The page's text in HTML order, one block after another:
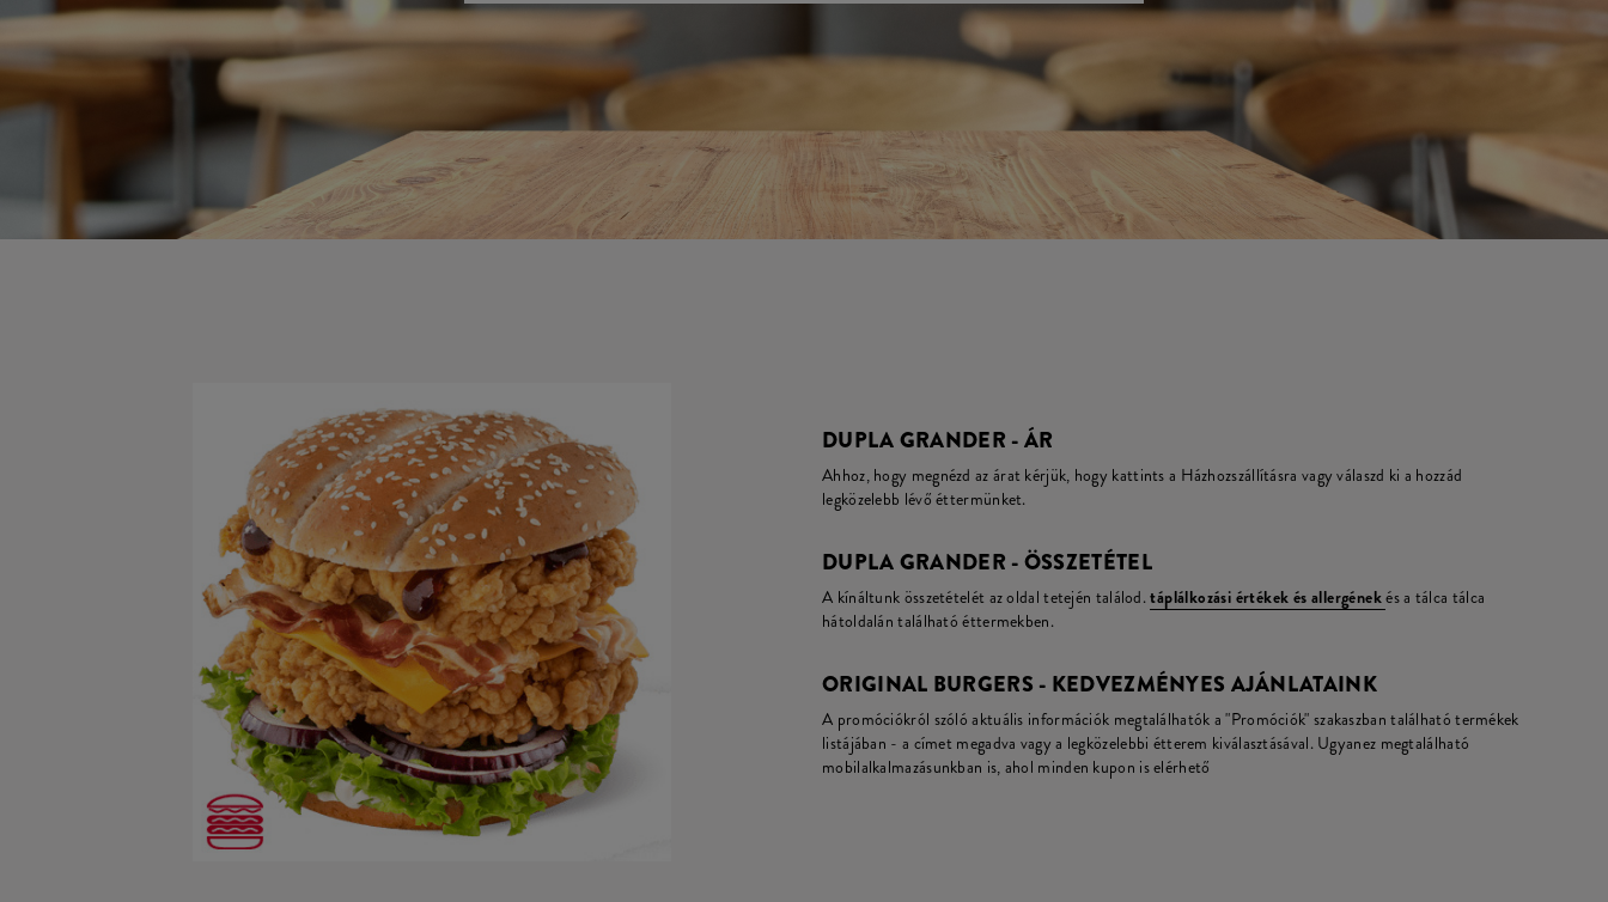
DUPLA GRANDER - ÁR
Ahhoz, hogy megnézd az árat kérjük, hogy kattints a Házhozszállításra vagy válaszd ki a hozzád
legközelebb lévő éttermünket.
DUPLA GRANDER - ÖSSZETÉTEL
A kínáltunk összetételét az oldal tetején találod.táplálkozási értékek és allergénekés a tálca tálca
hátoldalán található éttermekben.
ORIGINAL BURGERS - KEDVEZMÉNYES AJÁNLATAINK
A promóciókról szóló aktuális információk megtalálhatók a "Promóciók" szakaszban található termékek
listájában - a címet megadva vagy a legközelebbi étterem kiválasztásával. Ugyanez megtalálható
mobilalkalmazásunkban is, ahol minden kupon is elérhető